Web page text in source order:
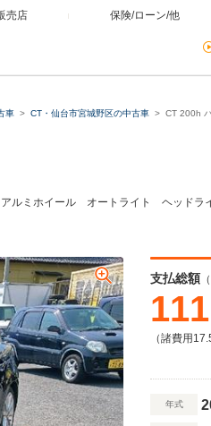
売店 保険/ローン/他
車 CT・仙台市宮城野区の中古車 CT 200h
ミホイール オートライト ヘッドラ
支払総額
111
（諸費用
年式